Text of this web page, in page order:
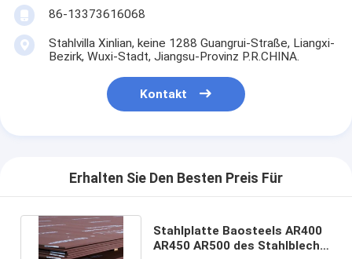
86-13373616068
Stahlvilla Xinlian, keine 1288 Guangrui-Straße, Liangxi-
Bezirk, Wuxi-Stadt, Jiangsu-Provinz P.R.CHINA.
Kontakt
Erhalten Sie Den Besten Preis Für
Stahlplatte Baosteels AR400
AR450 AR500 des Stahlblech-